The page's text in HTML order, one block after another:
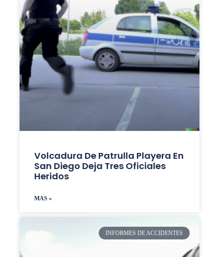
Volcadura De Patrulla Playera En
San Diego Deja Tres Oficiales
Heridos
MAS »
INFORMES DE ACCIDENTES